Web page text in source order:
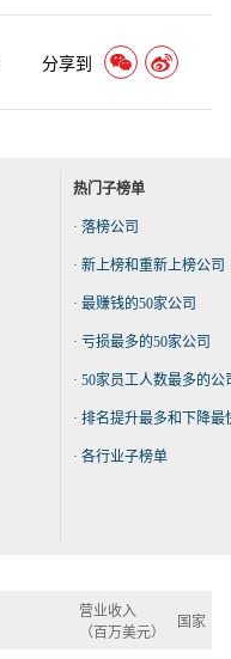
分享到
热门子榜单
· 落榜公司
· 新上榜和重新上榜公司
· 最赚钱的50家公司
· 亏损最多的50家公司
· 50家员工人数最多的公
· 排名提升最多和下降最
· 各行业子榜单
营业收入
（百万美元）
国家